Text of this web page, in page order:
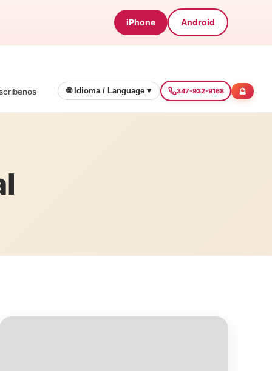
iPhone Android
🌐 Idioma / Language ▾ 347-932-9168 🔮